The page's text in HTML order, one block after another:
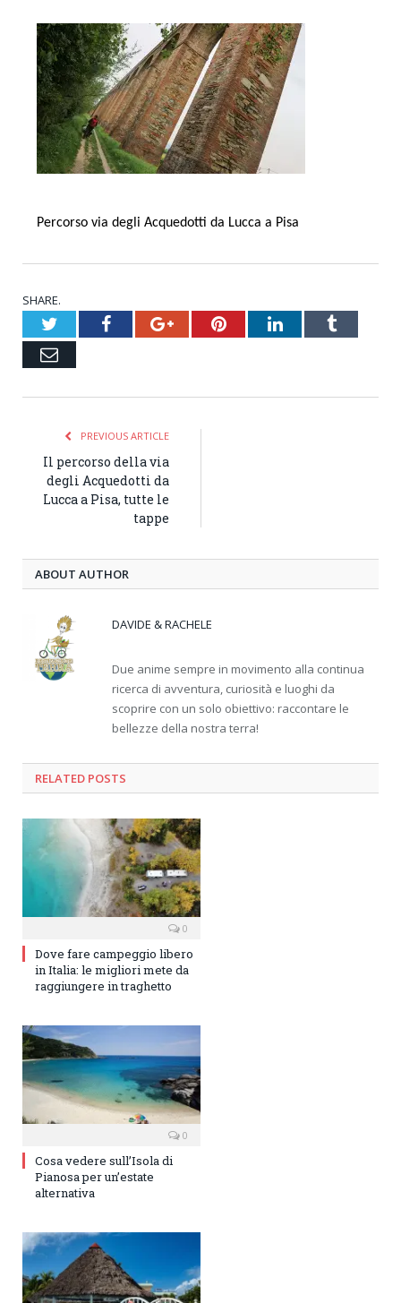
Percorso via degli Acquedotti da Lucca a Pisa
SHARE.
TwitterFacebookGoogle+PinterestLinkedInTumblr
Email
PREVIOUS ARTICLE
Il percorso della via
degli Acquedotti da
Lucca a Pisa, tutte le
tappe
ABOUT AUTHOR
DAVIDE & RACHELE
Due anime sempre in movimento alla continua
ricerca di avventura, curiosità e luoghi da
scoprire con un solo obiettivo: raccontare le
bellezze della nostra terra!
RELATED POSTS
0
Dove fare campeggio libero
in Italia: le migliori mete da
raggiungere in traghetto
0
Cosa vedere sull’Isola di
Pianosa per un’estate
alternativa